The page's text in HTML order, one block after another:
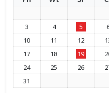
3
4 5
10
11 12
17
18 19
24
25 26
31